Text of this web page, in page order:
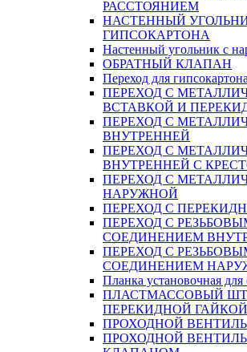
РАССТОЯНИЕМ
НАСТЕННЫЙ
ГИПСОКАРТОНА
Настенный угольник с
ОБРАТНЫЙ КЛАПАН
Переход для гипсокартона
ПЕРЕХОД С
ВСТАВКОЙ И
ПЕРЕХОД С
ВНУТРЕННЕЙ
ПЕРЕХОД С
ВНУТРЕННЕЙ С
ПЕРЕХОД С
НАРУЖНОЙ
ПЕРЕХОД С
ПЕРЕХОД С
СОЕДИНЕНИЕМ
ПЕРЕХОД С
СОЕДИНЕНИЕМ
Планка установочная для
ПЛАСТМАССОВЫЙ
ПЕРЕКИДНОЙ ГАЙКОЙ
ПРОХОДНОЙ ВЕНТИЛЬ
ПРОХОДНОЙ